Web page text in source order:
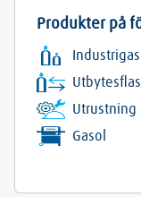
Produkter på
Utrustning
Gasol